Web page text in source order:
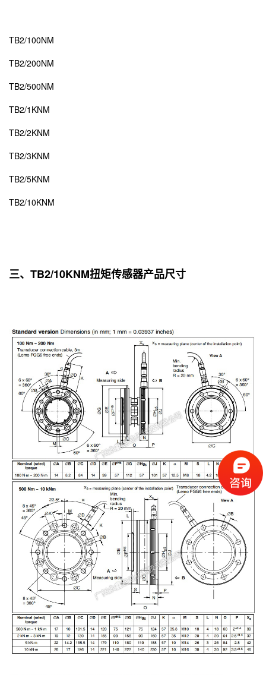
TB2/100NM
TB2/200NM
TB2/500NM
TB2/1KNM
TB2/2KNM
TB2/3KNM
TB2/5KNM
TB2/10KNM
三、TB2/10KNM扭矩传感器产品尺寸